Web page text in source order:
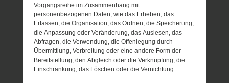
Vorgangsreihe im Zusammenhang mit
personenbezogenen Daten, wie das Erheben, das
Erfassen, die Organisation, das Ordnen, die Speicherung,
die Anpassung oder Veränderung, das Auslesen, das
Abfragen, die Verwendung, die Offenlegung durch
Übermittlung, Verbreitung oder eine andere Form der
Bereitstellung, den Abgleich oder die Verknüpfung, die
Einschränkung, das Löschen oder die Vernichtung.